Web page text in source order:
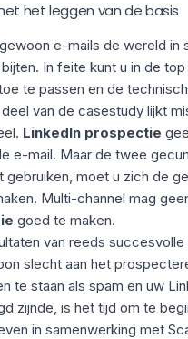
het leggen van de basis
e-mails de wereld in
In feite kunt u in de
te passen en de
van de casestudy lijkt
LinkedIn prospectie
e-mail. Maar de twee
gebruiken, moet u zich de
Multi-channel mag
goed te maken.
van reeds
slecht aan het
te staan als spam en uw
zijnde, is het tijd om te
in samenwerking met